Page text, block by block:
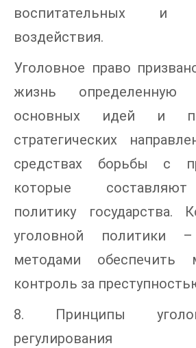
воспитательных
воздействия.
Уголовное право
жизнь определенную
основных идей и
стратегических
средствах борьбы с
которые
политику государства.
уголовной политики
методами обеспечить
контроль за
8. Принципы
регулирования